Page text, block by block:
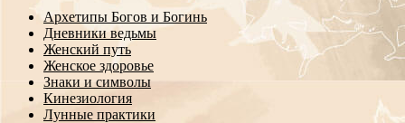
Архетипы Богов и Богинь
Дневники ведьмы
Женский путь
Женское здоровье
Знаки и символы
Кинезиология
Лунные практики